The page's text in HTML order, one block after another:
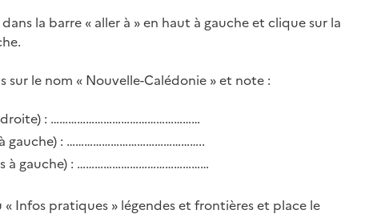
la barre « aller à » en haut à gauche et clique sur la
sur le nom « Nouvelle-Calédonie » et note :
droite) : ……………………………………………
gauche) : ………………………………………..
à gauche) : ………………………………………
« Infos pratiques » légendes et frontières et place le